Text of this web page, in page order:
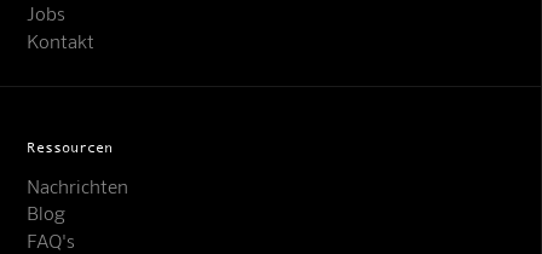
Jobs
Kontakt
Ressourcen
Nachrichten
Blog
FAQ's